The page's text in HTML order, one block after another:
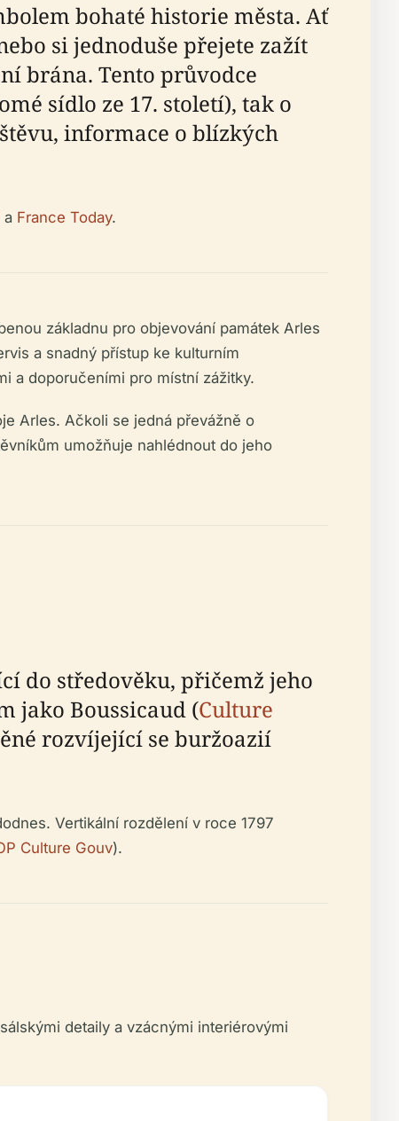
bohaté historie města. Ať
si jednoduše přejete zažít
brána. Tento průvodce
sídlo ze 17. století), tak o
informace o blízkých
a France Today.
základnu pro objevování památek Arles
a snadný přístup ke kulturním
a doporučeními pro místní zážitky.
Arles. Ačkoli se jedná převážně o
umožňuje nahlédnout do jeho
do středověku, přičemž jeho
jako Boussicaud (Culture
rozvíjející se buržoazií
Vertikální rozdělení v roce 1797
Culture Gouv).
detaily a vzácnými interiérovými